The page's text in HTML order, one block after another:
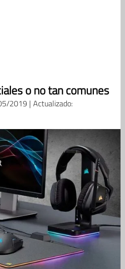
o no tan comunes
2019 | Actualizado: